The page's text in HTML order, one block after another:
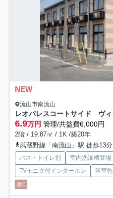
NEW
流山市南流山
レオパレスコートサイド ヴィ
6.9万円 管理/共益費6,000円
2階 / 19.87㎡ / 1K /築20年
武蔵野線「南流山」駅 徒歩13分
バス・トイレ別 室内洗濯機置場
TVモニタ付インターホン
浴室
敷0